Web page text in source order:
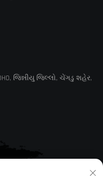
જિન્નીયુ જિલ્લો, ચેંગડુ શહેર,